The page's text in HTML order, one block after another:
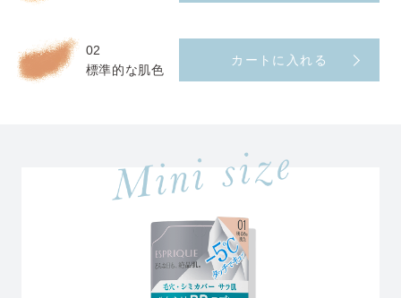
02
標準的な肌色
カートに入れる